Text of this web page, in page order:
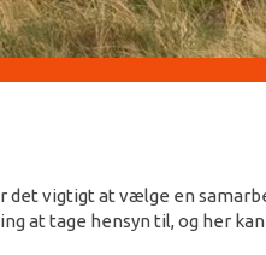
det vigtigt at vælge en
at tage hensyn til, og her kan